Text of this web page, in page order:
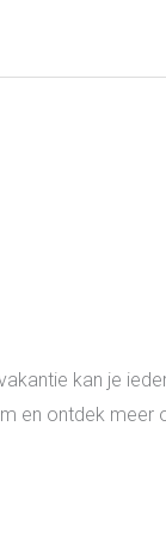
kan je
en ontdek meer